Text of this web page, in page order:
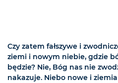
Czy zatem fałszywe i
ziemi i nowym niebie, gdzie
będzie? Nie, Bóg nas nie
nakazuje. Niebo nowe i